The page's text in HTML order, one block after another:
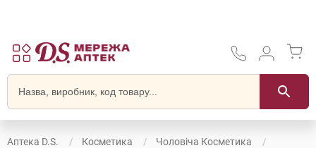
Аптека D.S. Косметика
Чоловіча Косметика